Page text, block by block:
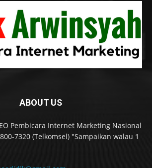
ABOUT US
Pembicara Internet Marketing Nasional
7320 (Telkomsel) "Sampaikan walau 1